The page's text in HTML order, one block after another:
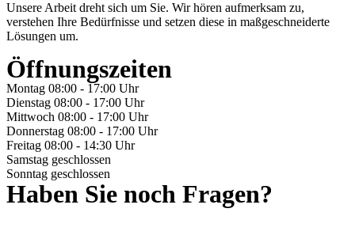
Unsere Arbeit dreht sich um Sie. Wir hören aufmerksam zu,
verstehen Ihre Bedürfnisse und setzen diese in maßgeschneiderte
Lösungen um.
Öffnungszeiten
Montag 08:00 - 17:00 Uhr
Dienstag 08:00 - 17:00 Uhr
Mittwoch 08:00 - 17:00 Uhr
Donnerstag 08:00 - 17:00 Uhr
Freitag 08:00 - 14:30 Uhr
Samstag geschlossen
Sonntag geschlossen
Haben Sie noch Fragen?